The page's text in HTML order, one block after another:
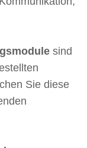
sind
Sie diese